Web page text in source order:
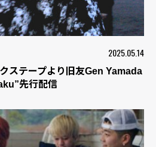
2025.05.14
ステープより旧友Gen Yamada
先行配信